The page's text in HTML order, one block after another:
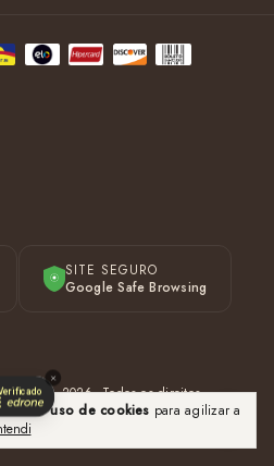
aceita o uso de cookies para agilizar a
SITE SEGURO
Google Safe Browsing
- 2026. Todos os direitos